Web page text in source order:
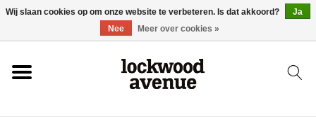
HOME
Wij slaan cookies op om onze website te verbeteren. Is dat akkoord?
Ja
Nee
Meer over cookies »